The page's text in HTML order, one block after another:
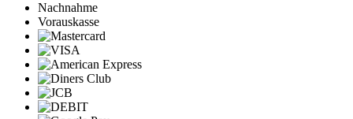
Nachnahme
Vorauskasse